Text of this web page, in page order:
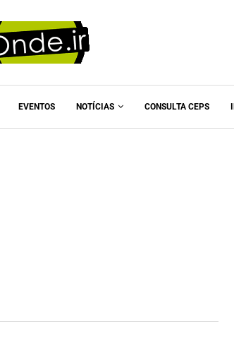
EVENTOS NOTÍCIAS CONSULTA CEPS